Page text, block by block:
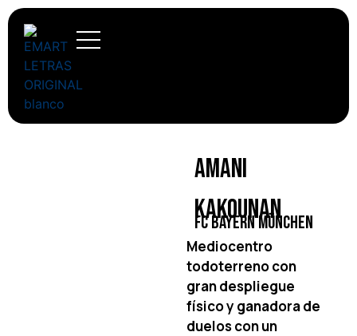
Amani
Kakounan
FC Bayern München
Mediocentro
todoterreno con
gran despliegue
físico y ganadora de
duelos con un